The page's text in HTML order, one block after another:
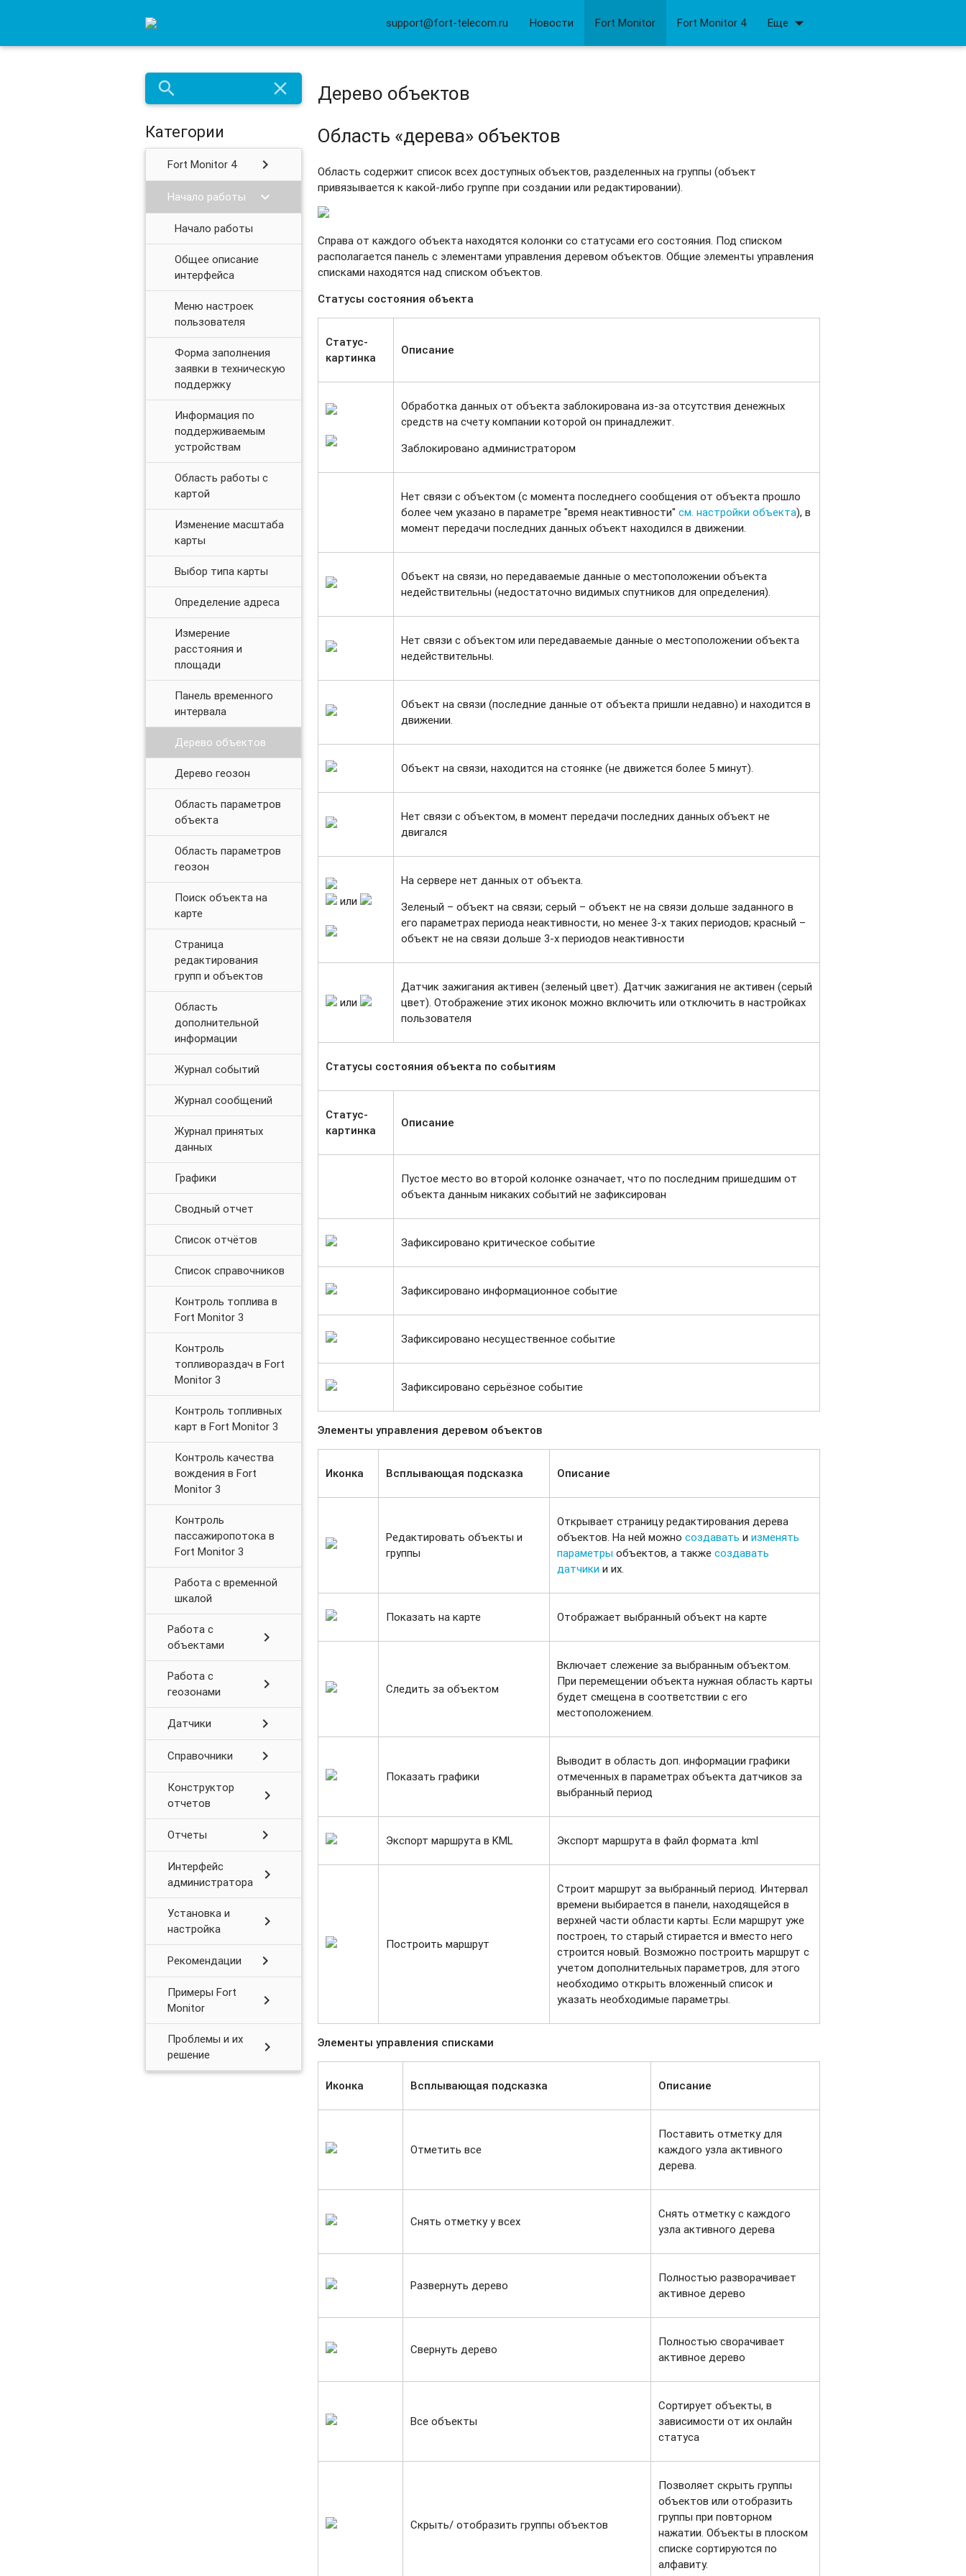
support@fort-telecom.ru Новости Fort Monitor Fort Monitor 4 Еще arrow_drop_down
search close
Категории
Fort Monitor 4 chevron_right
Начало работы chevron_right
Начало работы
Общее описание
интерфейса
Меню настроек
пользователя
Форма заполнения
заявки в техническую
поддержку
Информация по
поддерживаемым
устройствам
Область работы с
картой
Изменение масштаба
карты
Выбор типа карты
Определение адреса
Измерение
расстояния и
площади
Панель временного
интервала
Дерево объектов
Дерево геозон
Область параметров
объекта
Область параметров
геозон
Поиск объекта на
карте
Страница
редактирования
групп и объектов
Область
дополнительной
информации
Журнал событий
Журнал сообщений
Журнал принятых
данных
Графики
Сводный отчет
Список отчётов
Список справочников
Контроль топлива в
Fort Monitor 3
Контроль
топливораздач в Fort
Monitor 3
Контроль топливных
карт в Fort Monitor 3
Контроль качества
вождения в Fort
Monitor 3
Контроль
пассажиропотока в
Fort Monitor 3
Работа с временной
шкалой
Работа с
объектами
chevron_right
Работа с
геозонами
chevron_right
Датчики chevron_right
Справочники chevron_right
Конструктор
отчетов
chevron_right
Отчеты chevron_right
Интерфейс
администратора
chevron_right
Установка и
настройка
chevron_right
Рекомендации chevron_right
Примеры Fort
Monitor
chevron_right
Проблемы и их
решение
chevron_right
Дерево объектов
Область «дерева» объектов
Область содержит список всех доступных объектов, разделенных на группы (объект
привязывается к какой-либо группе при создании или редактировании).
Справа от каждого объекта находятся колонки со статусами его состояния. Под списком
располагается панель с элементами управления деревом объектов. Общие элементы управления
списками находятся над списком объектов.
Статусы состояния объекта
Статус-
картинка
Описание
Обработка данных от объекта заблокирована из-за отсутствия денежных
средств на счету компании которой он принадлежит.
Заблокировано администратором
Нет связи с объектом (с момента последнего сообщения от объекта прошло
более чем указано в параметре "время неактивности"см. настройки объекта), в
момент передачи последних данных объект находился в движении.
Объект на связи, но передаваемые данные о местоположении объекта
недействительны (недостаточно видимых спутников для определения).
Нет связи с объектом или передаваемые данные о местоположении объекта
недействительны.
Объект на связи (последние данные от объекта пришли недавно) и находится в
движении.
Объект на связи, находится на стоянке (не движется более 5 минут).
Нет связи с объектом, в момент передачи последних данных объект не
двигался
или
На сервере нет данных от объекта.
Зеленый – объект на связи; серый – объект не на связи дольше заданного в
его параметрах периода неактивности, но менее 3-х таких периодов; красный –
объект не на связи дольше 3-х периодов неактивности
или
Датчик зажигания активен (зеленый цвет). Датчик зажигания не активен (серый
цвет). Отображение этих иконок можно включить или отключить в настройках
пользователя
Статусы состояния объекта по событиям
Статус-
картинка
Описание
Пустое место во второй колонке означает, что по последним пришедшим от
объекта данным никаких событий не зафиксирован
Зафиксировано критическое событие
Зафиксировано информационное событие
Зафиксировано несущественное событие
Зафиксировано серьёзное событие
Элементы управления деревом объектов
Иконка Всплывающая подсказка Описание
Редактировать объекты и
группы
Открывает страницу редактирования дерева
объектов. На ней можносоздавать иизменять
параметры объектов, а такжесоздавать
датчики и их.
Показать на карте Отображает выбранный объект на карте
Следить за объектом
Включает слежение за выбранным объектом.
При перемещении объекта нужная область карты
будет смещена в соответствии с его
местоположением.
Показать графики
Выводит в область доп. информации графики
отмеченных в параметрах объекта датчиков за
выбранный период
Экспорт маршрута в KML Экспорт маршрута в файл формата .kml
Построить маршрут
Строит маршрут за выбранный период. Интервал
времени выбирается в панели, находящейся в
верхней части области карты. Если маршрут уже
построен, то старый стирается и вместо него
строится новый. Возможно построить маршрут с
учетом дополнительных параметров, для этого
необходимо открыть вложенный список и
указать необходимые параметры.
Элементы управления списками
Иконка Всплывающая подсказка Описание
Отметить все
Поставить отметку для
каждого узла активного
дерева.
Снять отметку у всех
Снять отметку с каждого
узла активного дерева
Развернуть дерево
Полностью разворачивает
активное дерево
Свернуть дерево
Полностью сворачивает
активное дерево
Все объекты
Сортирует объекты, в
зависимости от их онлайн
статуса
Скрыть/ отобразить группы объектов
Позволяет скрыть группы
объектов или отобразить
группы при повторном
нажатии. Объекты в плоском
списке сортируются по
алфавиту.